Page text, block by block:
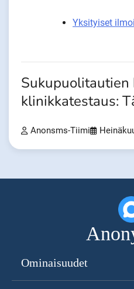
Yksityiset
Sukupuolitautien
klinikkatestaus:
Anonsms-Tiimi
Ominaisuudet